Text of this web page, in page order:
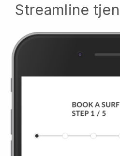
Streamline